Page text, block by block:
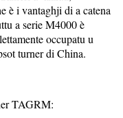
è i vantaghji di a catena
a serie M4000 è
occupatu u
turner di China.
TAGRM: